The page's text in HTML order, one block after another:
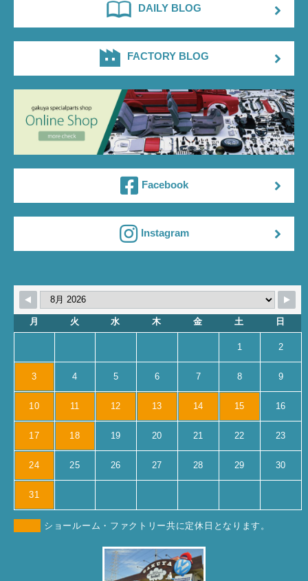
当社の個人情報の取扱に関するお問い合せは下記までご連
絡ください。
・株式会社GAKUYA
・〒579-8025 大阪府東大阪市宝町17-40
・TEL：072-980-2468 FAX：072-987-0022
Facebook
Instagram
DAILY BLOG
FACTORY BLOG
月 火 水 木 金 土 日
1 2
3 4 5 6 7 8 9
10 11 12 13 14 15 16
17 18 19 20 21 22 23
24 25 26 27 28 29 30
31
ショールーム・ファクトリー共に定休日となります。